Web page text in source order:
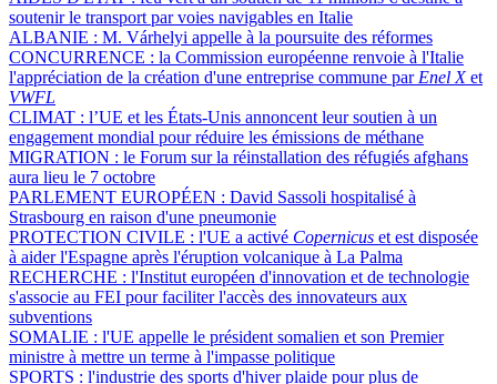
soutenir le transport par voies navigables en Italie
ALBANIE : M. Várhelyi appelle à la poursuite des réformes
CONCURRENCE : la Commission européenne renvoie à l'Italie
l'appréciation de la création d'une entreprise commune par Enel Xet
VWFL
CLIMAT : l’UE et les États-Unis annoncent leur soutien à un
engagement mondial pour réduire les émissions de méthane
MIGRATION : le Forum sur la réinstallation des réfugiés afghans
aura lieu le 7 octobre
PARLEMENT EUROPÉEN : David Sassoli hospitalisé à
Strasbourg en raison d'une pneumonie
PROTECTION CIVILE : l'UE a activé Copernicus et est disposée
à aider l'Espagne après l'éruption volcanique à La Palma
RECHERCHE : l'Institut européen d'innovation et de technologie
s'associe au FEI pour faciliter l'accès des innovateurs aux
subventions
SOMALIE : l'UE appelle le président somalien et son Premier
ministre à mettre un terme à l'impasse politique
SPORTS : l'industrie des sports d'hiver plaide pour plus de